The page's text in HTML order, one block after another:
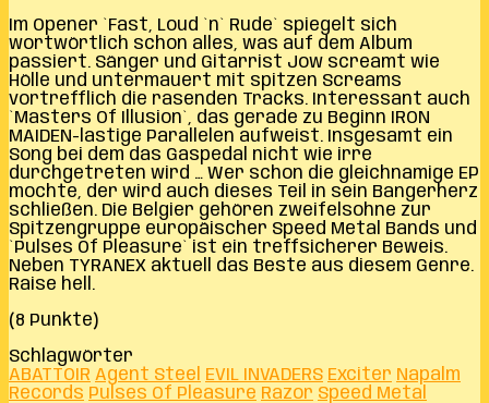
Im Opener `Fast, Loud `n` Rude` spiegelt sich
wortwörtlich schon alles, was auf dem Album
passiert. Sänger und Gitarrist Jow screamt wie
Hölle und untermauert mit spitzen Screams
vortrefflich die rasenden Tracks. Interessant auch
`Masters Of Illusion`, das gerade zu Beginn IRON
MAIDEN-lastige Parallelen aufweist. Insgesamt ein
Song bei dem das Gaspedal nicht wie irre
durchgetreten wird … Wer schon die gleichnamige EP
mochte, der wird auch dieses Teil in sein Bangerherz
schließen. Die Belgier gehören zweifelsohne zur
Spitzengruppe europäischer Speed Metal Bands und
`Pulses Of Pleasure` ist ein treffsicherer Beweis.
Neben TYRANEX aktuell das Beste aus diesem Genre.
Raise hell.
(8 Punkte)
Schlagwörter
ABATTOIR Agent Steel EVIL INVADERS Exciter Napalm
Records Pulses Of Pleasure Razor Speed Metal